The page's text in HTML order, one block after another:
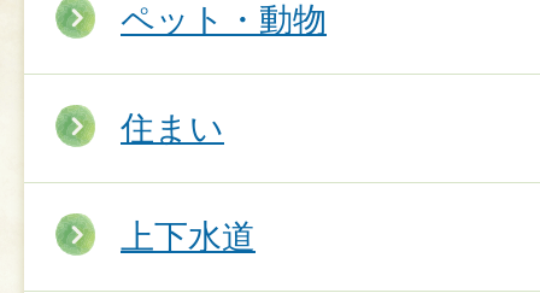
ペット・動物
住まい
上下水道